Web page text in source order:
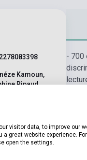
Kamoun,
Ripaud
- 700
visitor data, to improve our
great website experience.
open the settings.